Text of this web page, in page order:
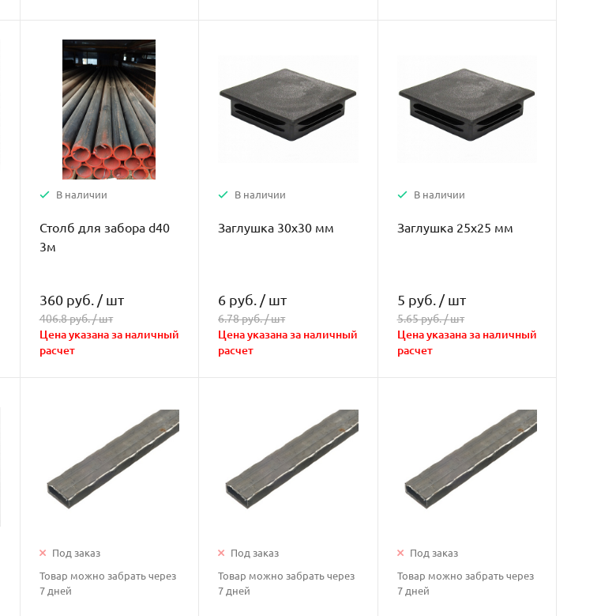
В наличии
Столб для забора d40
3м
360 руб./ шт
406.8 руб. /шт
Цена указана за наличный
расчет
В наличии
Заглушка 30х30 мм
6 руб. / шт
6.78 руб. /шт
Цена указана за наличный
расчет
В наличии
Заглушка 25х25 мм
5 руб./ шт
5.65 руб. /шт
Цена указана за наличный
расчет
Под заказ
Товар можно забрать через
7 дней
Под заказ
Товар можно забрать через
7 дней
Под заказ
Товар можно забрать через
7 дней